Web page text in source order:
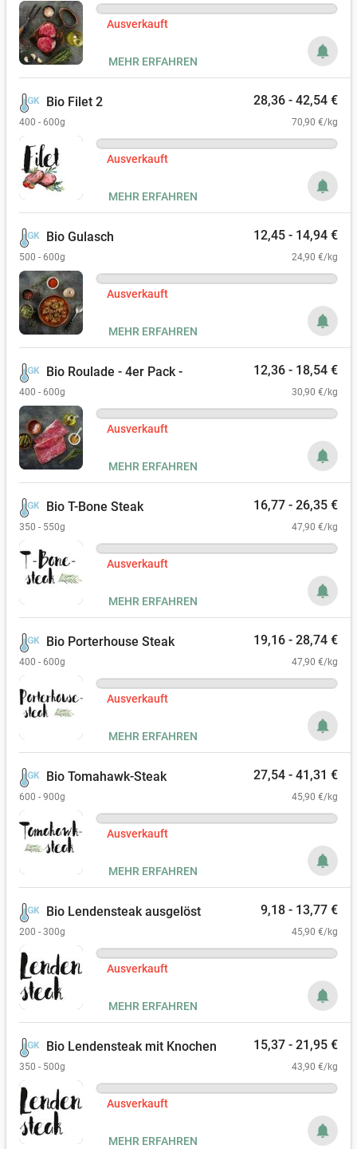
Ausverkauft
notifications
MEHR ERFAHREN
Bio Filet 2 28,36 - 42,54 €
400 - 600g 70,90 €/kg
Ausverkauft
notifications
MEHR ERFAHREN
Bio Gulasch 12,45 - 14,94 €
500 - 600g 24,90 €/kg
Ausverkauft
notifications
MEHR ERFAHREN
Bio Roulade - 4er Pack - 12,36 - 18,54 €
400 - 600g 30,90 €/kg
Ausverkauft
notifications
MEHR ERFAHREN
Bio T-Bone Steak 16,77 - 26,35 €
350 - 550g 47,90 €/kg
Ausverkauft
notifications
MEHR ERFAHREN
Bio Porterhouse Steak 19,16 - 28,74 €
400 - 600g 47,90 €/kg
Ausverkauft
notifications
MEHR ERFAHREN
Bio Tomahawk-Steak 27,54 - 41,31 €
600 - 900g 45,90 €/kg
Ausverkauft
notifications
MEHR ERFAHREN
Bio Lendensteak ausgelöst 9,18 - 13,77 €
200 - 300g 45,90 €/kg
Ausverkauft
notifications
MEHR ERFAHREN
Bio Lendensteak mit Knochen 15,37 - 21,95 €
350 - 500g 43,90 €/kg
Ausverkauft
notifications
MEHR ERFAHREN